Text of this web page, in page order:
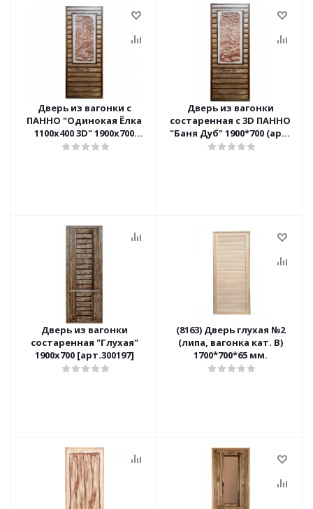
Дверь из вагонки с
ПАННО "Одинокая Ёлка
1100х400 3D" 1900х700
[арт.411397]
Дверь из вагонки
состаренная с 3D ПАННО
"Баня Дуб" 1900*700 (арт.
30062)
Дверь из вагонки
состаренная "Глухая"
1900х700 [арт.300197]
(8163) Дверь глухая №2
(липа, вагонка кат. В)
1700*700*65 мм.